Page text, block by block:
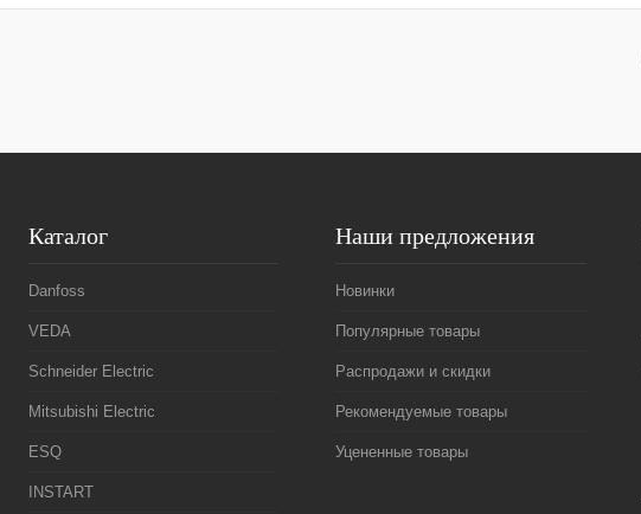
Каталог
Danfoss
VEDA
Schneider Electric
Mitsubishi Electric
ESQ
INSTART
Наши предложения
Новинки
Популярные товары
Распродажи и скидки
Рекомендуемые товары
Уцененные товары